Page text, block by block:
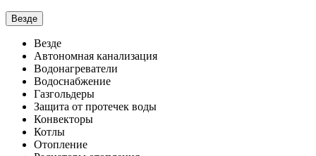
Везде
Везде
Автономная канализация
Водонагреватели
Водоснабжение
Газгольдеры
Защита от протечек воды
Конвекторы
Котлы
Отопление